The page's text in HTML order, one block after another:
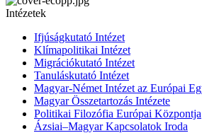
Intézetek
Ifjúságkutató Intézet
Klímapolitikai Intézet
Migrációkutató Intézet
Tanuláskutató Intézet
Magyar-Német Intézet az Európai
Magyar Összetartozás Intézete
Politikai Filozófia Európai Központja
Ázsiai–Magyar Kapcsolatok Iroda